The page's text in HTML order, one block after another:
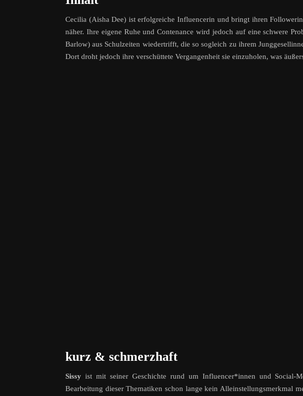
Cecilia (Aisha Dee) ist erfolgreiche Influencerin und bringt ihren
näher. Ihre eigene Ruhe und Contenance wird jedoch auf eine schwere
Barlow) aus Schulzeiten wiedertrifft, die so sogleich zu ihrem
Dort droht jedoch ihre verschüttete Vergangenheit sie einzuholen, was
kurz & schmerzhaft
Sissy ist mit seiner Geschichte rund um Influencer*innen und Social-
Bearbeitung dieser Thematiken schon lange kein Alleinstellungsmerkmal